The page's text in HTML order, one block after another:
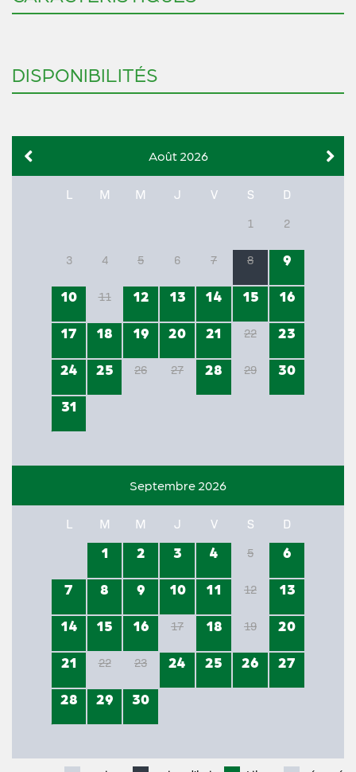
DISPONIBILITÉS
Août 2026
L M M J V S D
1 2
3 4 5 6 7 8
9
10
11 12 13 14 15
16
17
18 19 20 21 22
23
24
25 26 27 28 29
30
31
Septembre 2026
L M M J V S D
1 2 3 4 5
6
7
8 9 10 11 12
13
14
15 16 17 18 19
20
21
22 23 24 25 26
27
28
29 30